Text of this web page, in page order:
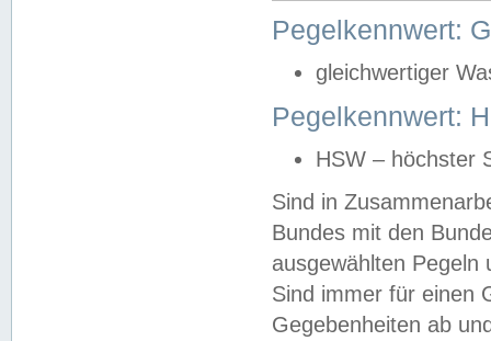
Pegelkennwert:
gleichwertiger
Pegelkennwert:
HSW – höchster
Sind in
Bundes mit den
ausgewählten
Sind immer für einen
Gegebenheiten ab